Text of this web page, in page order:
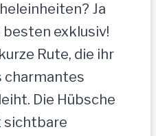
Ja
exklusiv!
Rute, die ihr
charmantes
Die Hübsche
sichtbare